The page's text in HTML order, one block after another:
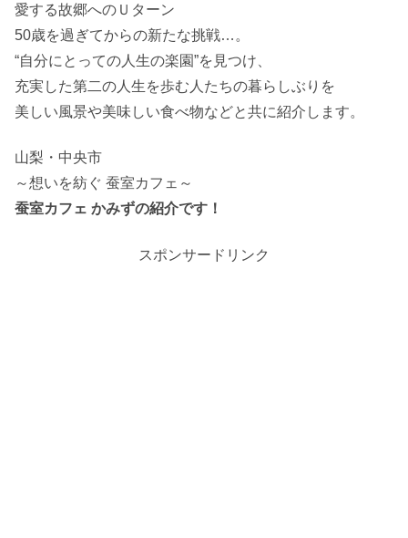
愛する故郷へのＵターン
50歳を過ぎてからの新たな挑戦…。
“自分にとっての人生の楽園”を見つけ、
充実した第二の人生を歩む人たちの暮らしぶりを
美しい風景や美味しい食べ物などと共に紹介します。
山梨・中央市
～想いを紡ぐ 蚕室カフェ～
蚕室カフェ かみずの紹介です！
スポンサードリンク